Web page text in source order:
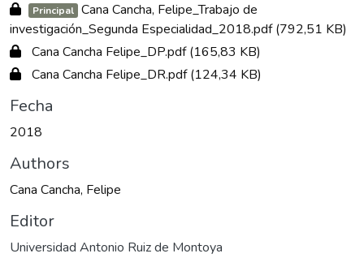
Principal Cana Cancha, Felipe_Trabajo de
investigación_Segunda Especialidad_2018.pdf(792,51 KB)
Cana Cancha Felipe_DP.pdf(165,83 KB)
Cana Cancha Felipe_DR.pdf(124,34 KB)
Fecha
2018
Authors
Cana Cancha, Felipe
Editor
Universidad Antonio Ruiz de Montoya